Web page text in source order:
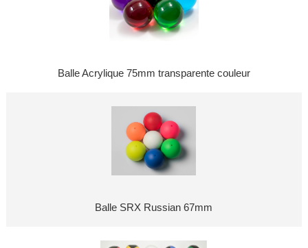
Balle Acrylique 75mm transparente couleur
Balle SRX Russian 67mm